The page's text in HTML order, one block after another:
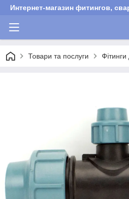
Интернет-магазин фитингов,
Товари та послуги